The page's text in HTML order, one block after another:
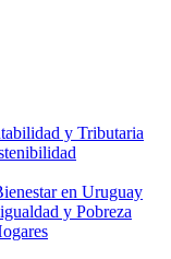
y Tributaria
en Uruguay
y Pobreza